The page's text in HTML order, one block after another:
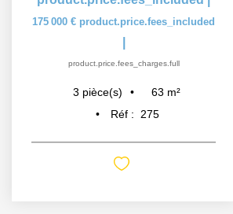
175 000 € product.price.fees_included
product.price.fees_charges.full
3 pièce(s) 63 m²
Réf :
275